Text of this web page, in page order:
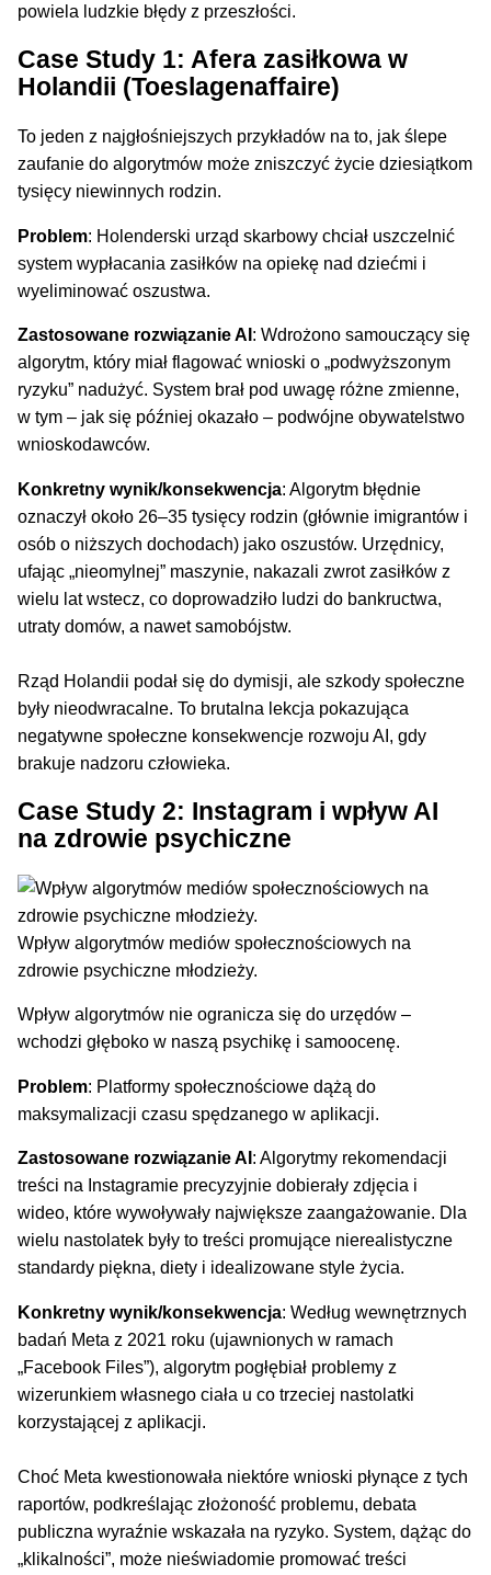
powiela ludzkie błędy z przeszłości.
Case Study 1: Afera zasiłkowa w
Holandii (Toeslagenaffaire)
To jeden z najgłośniejszych przykładów na to, jak ślepe
zaufanie do algorytmów może zniszczyć życie dziesiątkom
tysięcy niewinnych rodzin.
Problem: Holenderski urząd skarbowy chciał uszczelnić
system wypłacania zasiłków na opiekę nad dziećmi i
wyeliminować oszustwa.
Zastosowane rozwiązanie AI : Wdrożono samouczący się
algorytm, który miał flagować wnioski o „podwyższonym
ryzyku” nadużyć. System brał pod uwagę różne zmienne,
w tym – jak się później okazało – podwójne obywatelstwo
wnioskodawców.
Konkretny wynik/konsekwencja: Algorytm błędnie
oznaczył około 26–35 tysięcy rodzin (głównie imigrantów i
osób o niższych dochodach) jako oszustów. Urzędnicy,
ufając „nieomylnej” maszynie, nakazali zwrot zasiłków z
wielu lat wstecz, co doprowadziło ludzi do bankructwa,
utraty domów, a nawet samobójstw.
Rząd Holandii podał się do dymisji, ale szkody społeczne
były nieodwracalne. To brutalna lekcja pokazująca
negatywne społeczne konsekwencje rozwoju AI, gdy
brakuje nadzoru człowieka.
Case Study 2: Instagram i wpływ AI
na zdrowie psychiczne
Wpływ algorytmów mediów społecznościowych na
zdrowie psychiczne młodzieży.
Wpływ algorytmów nie ogranicza się do urzędów –
wchodzi głęboko w naszą psychikę i samoocenę.
Problem: Platformy społecznościowe dążą do
maksymalizacji czasu spędzanego w aplikacji.
Zastosowane rozwiązanie AI : Algorytmy rekomendacji
treści na Instagramie precyzyjnie dobierały zdjęcia i
wideo, które wywoływały największe zaangażowanie. Dla
wielu nastolatek były to treści promujące nierealistyczne
standardy piękna, diety i idealizowane style życia.
Konkretny wynik/konsekwencja: Według wewnętrznych
badań Meta z 2021 roku (ujawnionych w ramach
„Facebook Files”), algorytm pogłębiał problemy z
wizerunkiem własnego ciała u co trzeciej nastolatki
korzystającej z aplikacji.
Choć Meta kwestionowała niektóre wnioski płynące z tych
raportów, podkreślając złożoność problemu, debata
publiczna wyraźnie wskazała na ryzyko. System, dążąc do
„klikalności”, może nieświadomie promować treści